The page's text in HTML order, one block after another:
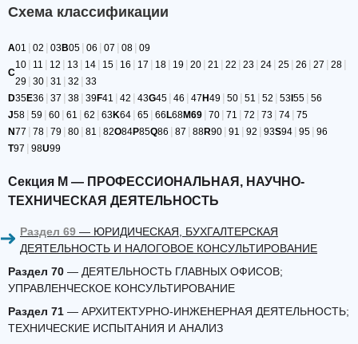
Схема классификации
A01 | 02 | 03B05 | 06 | 07 | 08 | 09
C
10 | 11 | 12 | 13 | 14 | 15 | 16 | 17 | 18 | 19 | 20 | 21 | 22 | 23 | 24 | 25 | 26 | 27 | 28 |
29 | 30 | 31 | 32 | 33
D35E36 | 37 | 38 | 39F41 | 42 | 43G45 | 46 | 47H49 | 50 | 51 | 52 | 53I55 | 56
J58 | 59 | 60 | 61 | 62 | 63K64 | 65 | 66L68M69 | 70 | 71 | 72 | 73 | 74 | 75
N77 | 78 | 79 | 80 | 81 | 82O84P85Q86 | 87 | 88R90 | 91 | 92 | 93S94 | 95 | 96
T97 | 98U99
Секция M — ПРОФЕССИОНАЛЬНАЯ, НАУЧНО-
ТЕХНИЧЕСКАЯ ДЕЯТЕЛЬНОСТЬ
Раздел 69 — ЮРИДИЧЕСКАЯ, БУХГАЛТЕРСКАЯ
ДЕЯТЕЛЬНОСТЬ И НАЛОГОВОЕ КОНСУЛЬТИРОВАНИЕ
Раздел 70 — ДЕЯТЕЛЬНОСТЬ ГЛАВНЫХ ОФИСОВ;
УПРАВЛЕНЧЕСКОЕ КОНСУЛЬТИРОВАНИЕ
Раздел 71 — АРХИТЕКТУРНО-ИНЖЕНЕРНАЯ ДЕЯТЕЛЬНОСТЬ;
ТЕХНИЧЕСКИЕ ИСПЫТАНИЯ И АНАЛИЗ